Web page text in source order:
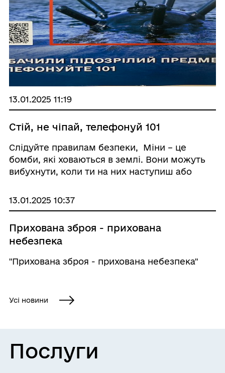
13.01.2025 11:19
Стій, не чіпай, телефонуй 101
Слідуйте правилам безпеки, Міни – це
бомби, які ховаються в землі. Вони можуть
вибухнути, коли ти на них наступиш або
небезпечно і може призвести до важких
13.01.2025 10:37
Прихована зброя - прихована
небезпека
"Прихована зброя - прихована небезпека"
Усі новини
Послуги